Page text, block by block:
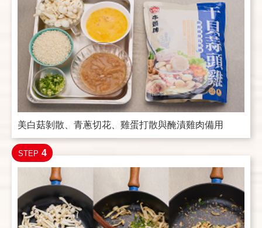
美白菇剝散、青蔥切花、雞蛋打散與醃漬雞肉備用
STEP 4